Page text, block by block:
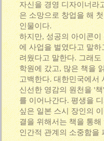
자신을 경영 디자이너라
은 소망으로 창업을 해
인물이다.
하지만, 성공의 아이콘
에 사업을 벌였다고 말
려웠다고 말한다. 그래
학원에 갔고, 많은 책을
고백한다. 대한민국에서
신선한 영감의 원천을 '
를 이어나간다. 평생을
싶은 일본 스시 장인의
결을 위해서는 책을 통
인간적 관계의 소중함을